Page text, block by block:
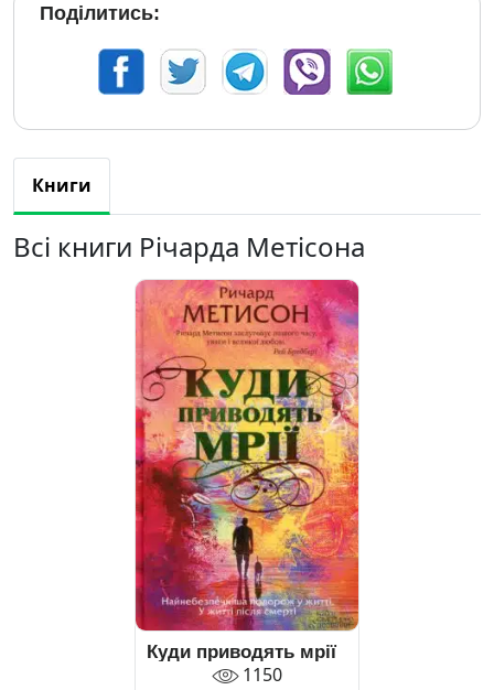
Поділитись:
Книги
Всі книги Річарда Метісона
Куди приводять мрії
1150